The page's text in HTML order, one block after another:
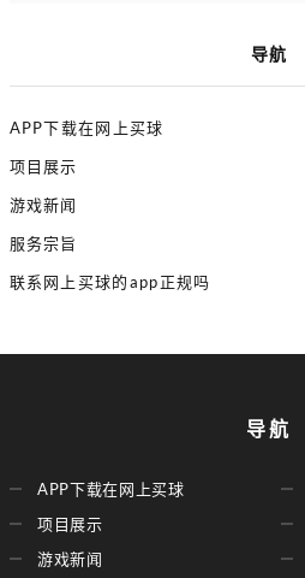
导航
APP下载在网上买球
项目展示
游戏新闻
服务宗旨
联系网上买球的app正规吗
导航
APP下载在网上买球
项目展示
游戏新闻